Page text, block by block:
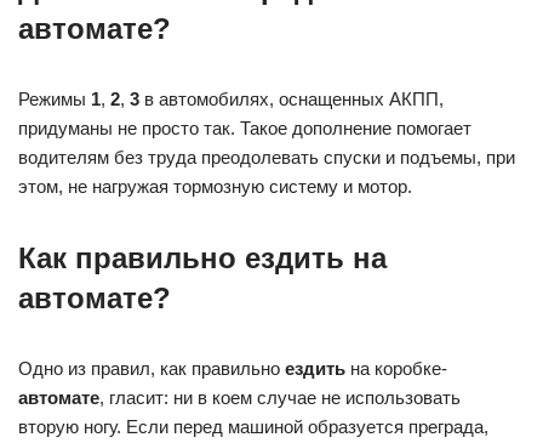
автомате?
Режимы 1, 2, 3 в автомобилях, оснащенных АКПП,
придуманы не просто так. Такое дополнение помогает
водителям без труда преодолевать спуски и подъемы, при
этом, не нагружая тормозную систему и мотор.
Как правильно ездить на
автомате?
Одно из правил, как правильно ездить на коробке-
автомате, гласит: ни в коем случае не использовать
вторую ногу. Если перед машиной образуется преграда,